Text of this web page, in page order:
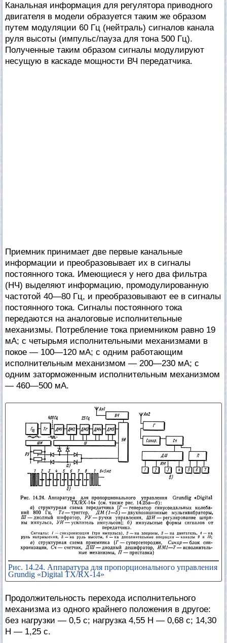
Канальная информация для регулятора приводного
двигателя в модели образуется таким же образом
путем модуляции 60 Гц (нейтраль) сигналов канала
руля высоты (импульс/пауза для тона 500 Гц).
Полученные таким образом сигналы модулируют
несущую в каскаде мощности ВЧ передатчика.
Приемник принимает две первые канальные
информации и преобразовывает их в сигналы
постоянного тока. Имеющиеся у него два фильтра
(НЧ) выделяют информацию, промодулированную
частотой 40—80 Гц, и преобразовывают ее в сигналы
постоянного тока. Сигналы постоянного тока
передаются на аналоговые исполнительные
механизмы. Потребление тока приемником равно 19
мА; с четырьмя исполнительными механизмами в
покое — 100—120 мА; с одним работающим
исполнительным механизмом — 200—230 мА; с
одним заторможенным исполнительным механизмом
— 460—500 мА.
Рис. 14.24. Аппаратура для пропорционального управления
Grundig «Digital TX/RX-14»
Продолжительность перехода исполнительного
механизма из одного крайнего положения в другое:
без нагрузки — 0,5 с; нагрузка 4,55 Н — 0,68 с; 14,30
Н — 1,25 с.